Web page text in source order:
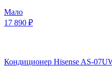
Мало
17 890 ₽
Кондиционер Hisense AS-